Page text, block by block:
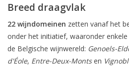
Breed draagvlak
22 wijndomeinen zetten vanaf het
onder het initiatief, waaronder
de Belgische wijnwereld: Genoels-
d'Éole, Entre-Deux-Montsen